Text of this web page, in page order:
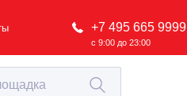
+7 495 665 9999
с 9:00 до 23:00